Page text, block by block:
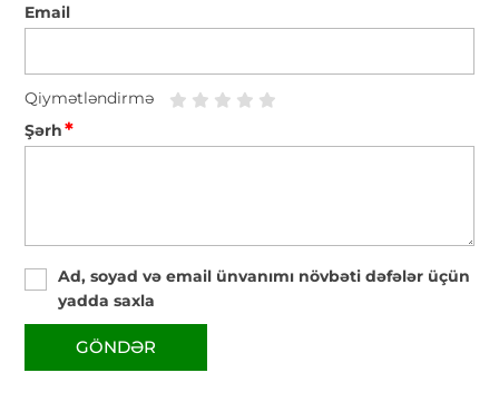
Email
Qiymətləndirmə
Şərh*
Ad, soyad və email ünvanımı növbəti dəfələr üçün
yadda saxla
GÖNDƏR